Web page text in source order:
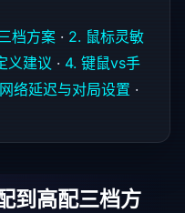
档方案 · 2. 鼠标灵敏
义建议 · 4. 键鼠vs手
络延迟与对局设置 ·
到高配三档方